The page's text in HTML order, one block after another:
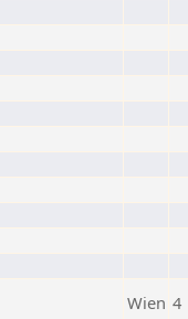
Wien 4